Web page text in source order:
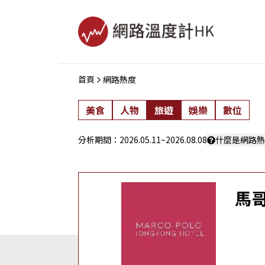
首頁 網路熱度
美食 人物 旅遊 娛樂 數位
分析期間： 2026.05.11~2026.08.08 什麼是網路
馬